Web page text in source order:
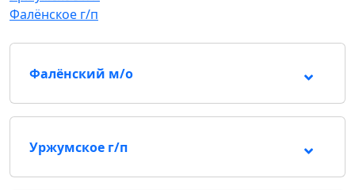
Фалёнское г/п
Фалёнский м/о
Уржумское г/п